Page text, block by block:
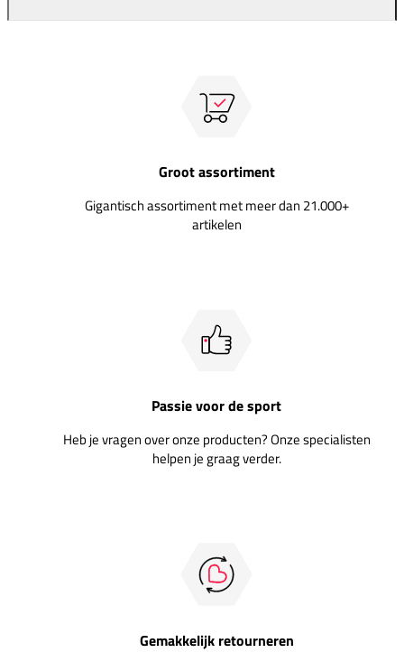
Groot assortiment
Gigantisch assortiment met meer dan 21.000+
artikelen
Passie voor de sport
Heb je vragen over onze producten? Onze specialisten
helpen je graag verder.
Gemakkelijk retourneren